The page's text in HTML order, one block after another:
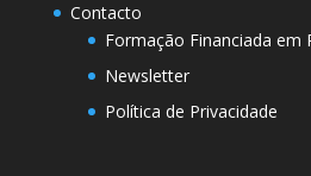
Contacto
Formação Financiada em
Newsletter
Política de Privacidade